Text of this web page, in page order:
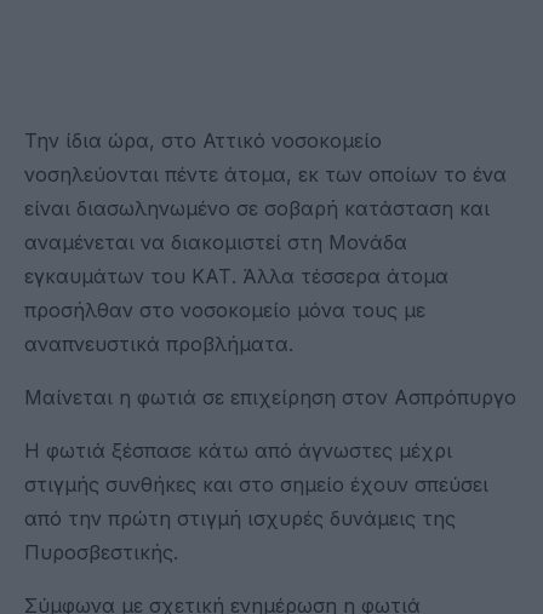
Την ίδια ώρα, στο Αττικό νοσοκομείο
νοσηλεύονται πέντε άτομα, εκ των οποίων το ένα
είναι διασωληνωμένο σε σοβαρή κατάσταση και
αναμένεται να διακομιστεί στη Μονάδα
εγκαυμάτων του ΚΑΤ. Άλλα τέσσερα άτομα
προσήλθαν στο νοσοκομείο μόνα τους με
αναπνευστικά προβλήματα.
Μαίνεται η φωτιά σε επιχείρηση στον Ασπρόπυργο
Η φωτιά ξέσπασε κάτω από άγνωστες μέχρι
στιγμής συνθήκες και στο σημείο έχουν σπεύσει
από την πρώτη στιγμή ισχυρές δυνάμεις της
Πυροσβεστικής.
Σύμφωνα με σχετική ενημέρωση η φωτιά